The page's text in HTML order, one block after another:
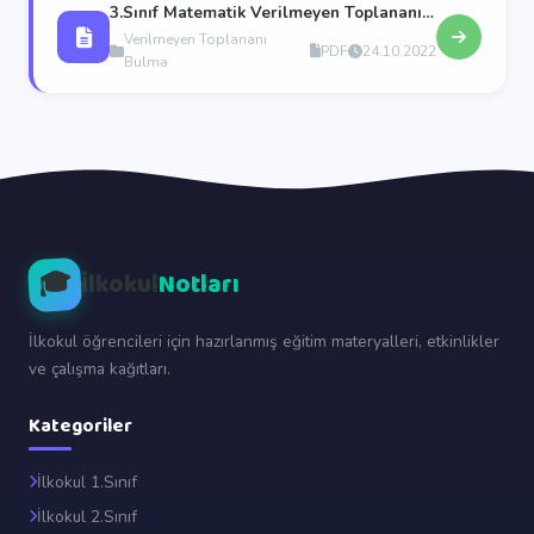
3.Sınıf Matematik Verilmeyen Toplananı Bulma
Verilmeyen Toplananı
Bulma
PDF 24.10.2022
🎓 İlkokulNotları
İlkokul öğrencileri için hazırlanmış eğitim materyalleri, etkinlikler
ve çalışma kağıtları.
Kategoriler
İlkokul 1.Sınıf
İlkokul 2.Sınıf